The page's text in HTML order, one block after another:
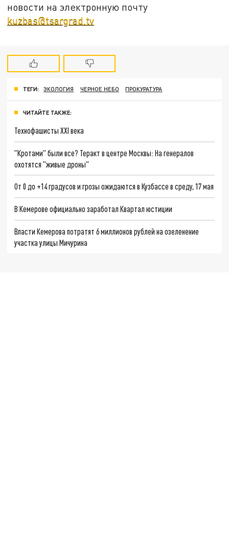
новости на электронную почту
kuzbas@tsargrad.tv
ТЕГИ: ЭКОЛОГИЯ ЧЕРНОЕ НЕБО ПРОКУРАТУРА
ЧИТАЙТЕ ТАКЖЕ:
Технофашисты XXI века
"Кротами" были все? Теракт в центре Москвы: На генералов
охотятся "живые дроны"
От 0 до +14 градусов и грозы ожидаются в Кузбассе в среду, 17 мая
В Кемерове официально заработал Квартал юстиции
Власти Кемерова потратят 6 миллионов рублей на озеленение
участка улицы Мичурина